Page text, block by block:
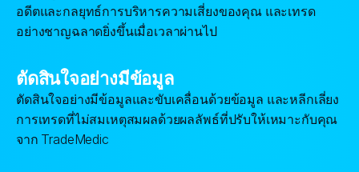
อดีตและกลยุทธ์การบริหารความเสี่ยงของคุณ และเทรด
อย่างชาญฉลาดยิ่งขึ้นเมื่อเวลาผ่านไป
ตัดสินใจอย่างมีข้อมูล
ตัดสินใจอย่างมีข้อมูลและขับเคลื่อนด้วยข้อมูล และหลีกเลี่ยง
การเทรดที่ไม่สมเหตุสมผลด้วยผลลัพธ์ที่ปรับให้เหมาะกับคุณ
จาก TradeMedic